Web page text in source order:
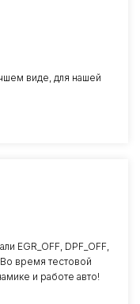
виде, для нашей
EGR_OFF, DPF_OFF,
время тестовой
и работе авто!